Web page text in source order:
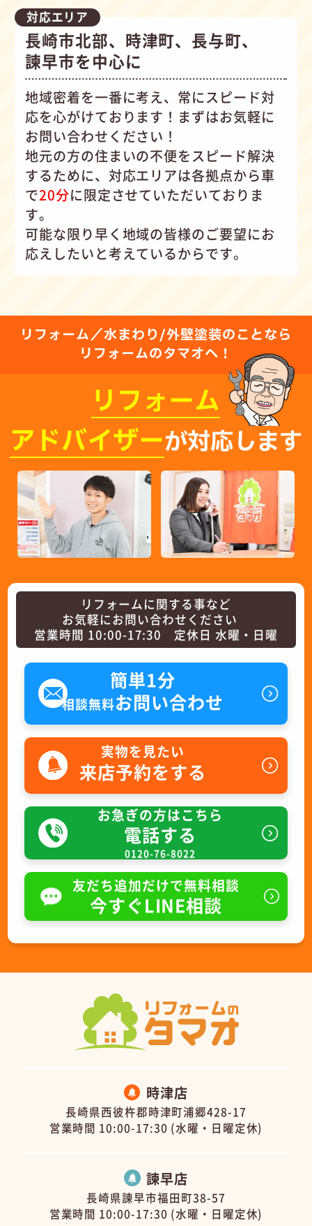
対応エリア
長崎市北部、時津町、長与町、
諫早市を中心に
地域密着を一番に考え、常にスピード対
応を心がけております！まずはお気軽に
お問い合わせください！
地元の方の住まいの不便をスピード解決
するために、対応エリアは各拠点から車
で20分に限定させていただいておりま
す。
可能な限り早く地域の皆様のご要望にお
応えしたいと考えているからです。
リフォーム／水まわり/外壁塗装のことなら
リフォームのタマオへ！
リフォーム
アドバイザーが対応します
リフォームに関する事など
お気軽にお問い合わせください
営業時間 10:00-17:30 定休日 水曜・日曜
簡単1分
相談無料お問い合わせ
実物を見たい
来店予約をする
お急ぎの方はこちら
電話する
0120-76-8022
友だち追加だけで無料相談
今すぐLINE相談
時津店
長崎県西彼杵郡時津町浦郷428-17
営業時間 10:00-17:30 (水曜・日曜定休)
諫早店
長崎県諫早市福田町38-57
営業時間 10:00-17:30 (水曜・日曜定休)